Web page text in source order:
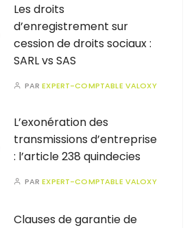
Les droits
d’enregistrement sur
cession de droits sociaux :
SARL vs SAS
PAREXPERT-COMPTABLE VALOXY
L’exonération des
transmissions d’entreprise
: l’article 238 quindecies
PAREXPERT-COMPTABLE VALOXY
Clauses de garantie de